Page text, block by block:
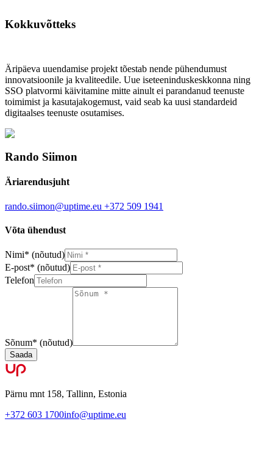
Kokkuvõtteks
Äripäeva uuendamise projekt tõestab nende pühendumust
innovatsioonile ja kvaliteedile. Uue iseteeninduskeskkonna ning
SSO platvormi käivitamine mitte ainult ei parandanud teenuste
toimimist ja kasutajakogemust, vaid seab ka uusi standardeid
digitaalses teenuste osutamises.
Rando Siimon
Äriarendusjuht
rando.siimon@uptime.eu +372 509 1941
Võta ühendust
Nimi* (nõutud)
E-post* (nõutud)
Telefon
Sõnum* (nõutud)
Saada
Pärnu mnt 158, Tallinn, Estonia
+372 603 1700info@uptime.eu